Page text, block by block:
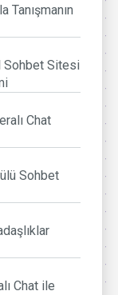
Tanışmanın
Sohbet Sitesi
Chat
Sohbet
Chat ile